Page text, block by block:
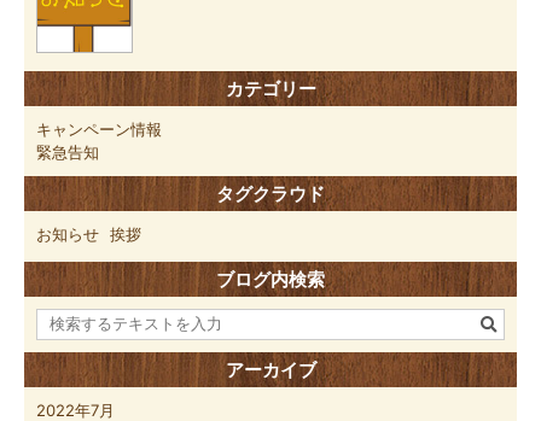
カテゴリー
キャンペーン情報
緊急告知
タグクラウド
お知らせ 挨拶
ブログ内検索
アーカイブ
2022年7月